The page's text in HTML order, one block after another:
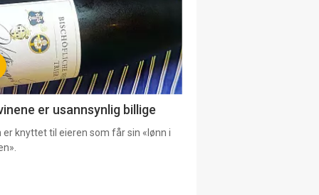
er usannsynlig billige
er knyttet til eieren som får sin «lønn i